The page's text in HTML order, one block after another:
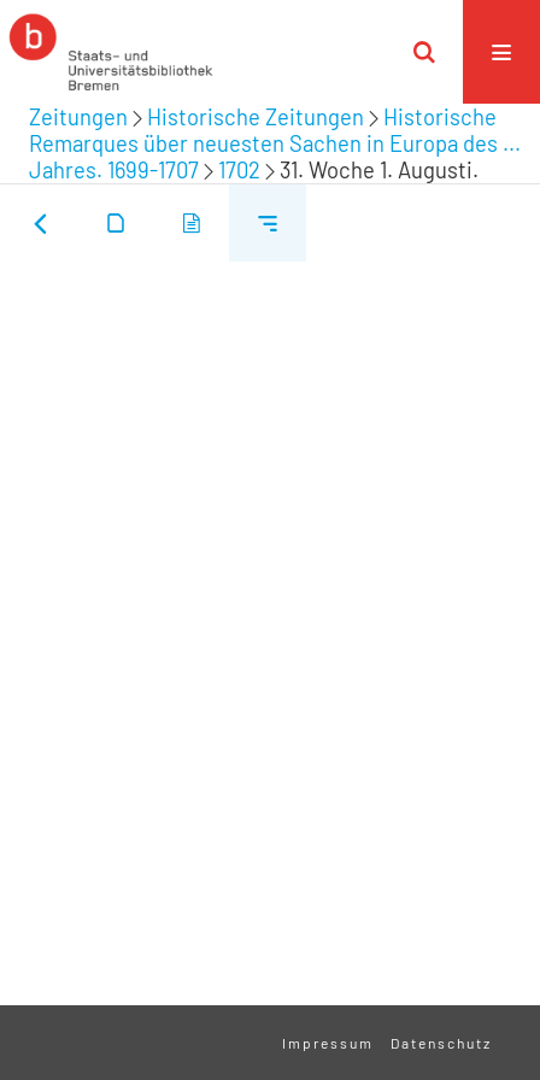
Zeitungen Historische Zeitungen
Historische
Remarques über neuesten Sachen in Europa des ...
Jahres. 1699-1707
1702 31. Woche 1. Augusti.
Impressum Datenschutz